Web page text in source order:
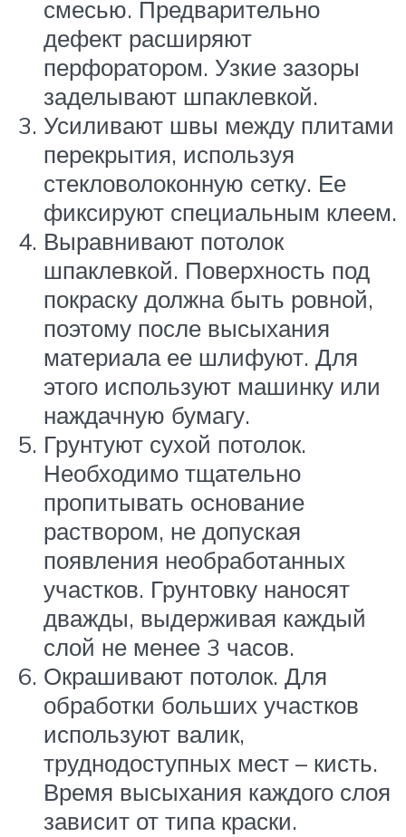
смесью. Предварительно
дефект расширяют
перфоратором. Узкие зазоры
заделывают шпаклевкой.
Усиливают швы между плитами
перекрытия, используя
стекловолоконную сетку. Ее
фиксируют специальным клеем.
Выравнивают потолок
шпаклевкой. Поверхность под
покраску должна быть ровной,
поэтому после высыхания
материала ее шлифуют. Для
этого используют машинку или
наждачную бумагу.
Грунтуют сухой потолок.
Необходимо тщательно
пропитывать основание
раствором, не допуская
появления необработанных
участков. Грунтовку наносят
дважды, выдерживая каждый
слой не менее 3 часов.
Окрашивают потолок. Для
обработки больших участков
используют валик,
труднодоступных мест – кисть.
Время высыхания каждого слоя
зависит от типа краски.